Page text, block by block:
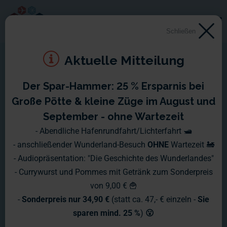
Schließen
Aktuelle Mitteilung
Der Spar-Hammer: 25 % Ersparnis bei
Große Pötte & kleine Züge im August und
September - ohne Wartezeit
- Abendliche Hafenrundfahrt/Lichterfahrt 🛥️
- anschließender Wunderland-Besuch OHNE Wartezeit 🚂
- Audiopräsentation: "Die Geschichte des Wunderlandes"
- Currywurst und Pommes mit Getränk zum Sonderpreis
von 9,00 € 🍟
- Sonderpreis nur 34,90 € (statt ca. 47,- € einzeln - Sie
sparen mind. 25 %) 😮